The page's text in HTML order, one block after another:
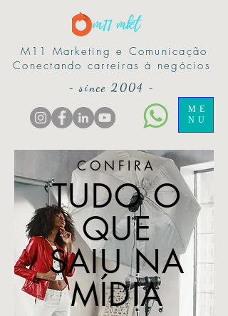
M11 Marketing e Comunicação
Conectando carreiras à negócios
ME
NU
-since 2004 -
CONFIRA
TUDO O
QUE
SAIU NA
MÍDIA